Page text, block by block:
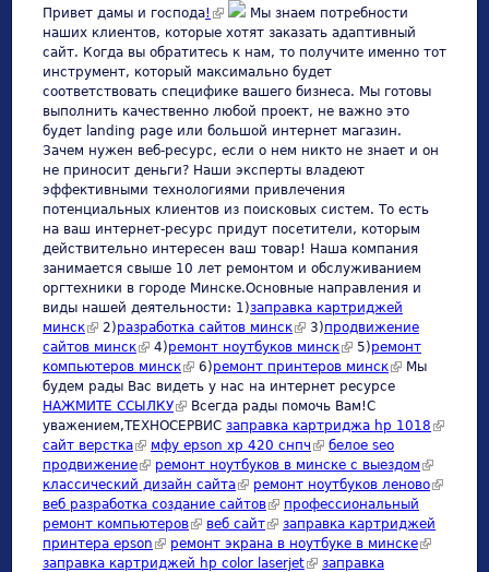
Привет дамы и господа! (link is external)
Мы знаем потребности
наших клиентов, которые хотят заказать адаптивный
сайт. Когда вы обратитесь к нам, то получите именно тот
инструмент, который максимально будет
соответствовать специфике вашего бизнеса. Мы готовы
выполнить качественно любой проект, не важно это
будет landing page или большой интернет магазин.
Зачем нужен веб-ресурс, если о нем никто не знает и он
не приносит деньги? Наши эксперты владеют
эффективными технологиями привлечения
потенциальных клиентов из поисковых систем. То есть
на ваш интернет-ресурс придут посетители, которым
действительно интересен ваш товар! Наша компания
занимается свыше 10 лет ремонтом и обслуживанием
оргтехники в городе Минске.Основные направления и
виды нашей деятельности: 1)заправка картриджей
минск(link is external)
2)разработка сайтов минск(link is external)
3)продвижение
сайтов минск(link is external)
4)ремонт ноутбуков минск(link is external)
5)ремонт
компьютеров минск(link is external)
6)ремонт принтеров минск(link is
external)
Мы
будем рады Вас видеть у нас на интернет ресурсе
НАЖМИТЕ ССЫЛКУ(link is external)
Всегда рады помочь Вам!С
уважением,ТЕХНОСЕРВИC заправка картриджа hp 1018 (link is
сайт верстка(link is external)
мфу epson xp 420 снпч (link is external)
белое seo
продвижение(link is external)
ремонт ноутбуков в минске с выездом (link is
external)
классический дизайн сайта(link is external)
ремонт ноутбуков леново(link is
веб разработка создание сайтов(link is external)
профессиональный
ремонт компьютеров(link is external)
веб сайт(link is external)
заправка картриджей
принтера epson (link is external)
ремонт экрана в ноутбуке в минске(link is
заправка картриджей hp color laserjet(link is external)
заправка